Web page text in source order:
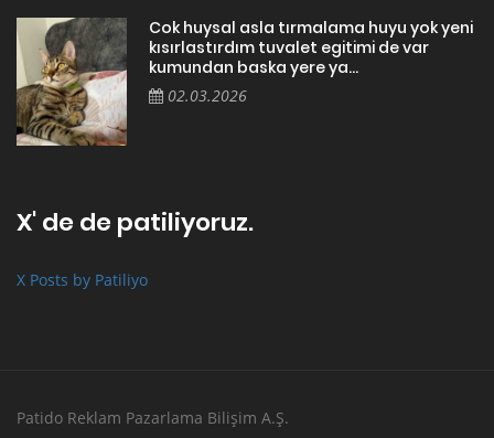
Cok huysal asla tırmalama huyu yok yeni
kısırlastırdım tuvalet egitimi de var
kumundan baska yere ya...
02.03.2026
X' de de patiliyoruz.
X Posts by Patiliyo
Patido Reklam Pazarlama Bilişim A.Ş.